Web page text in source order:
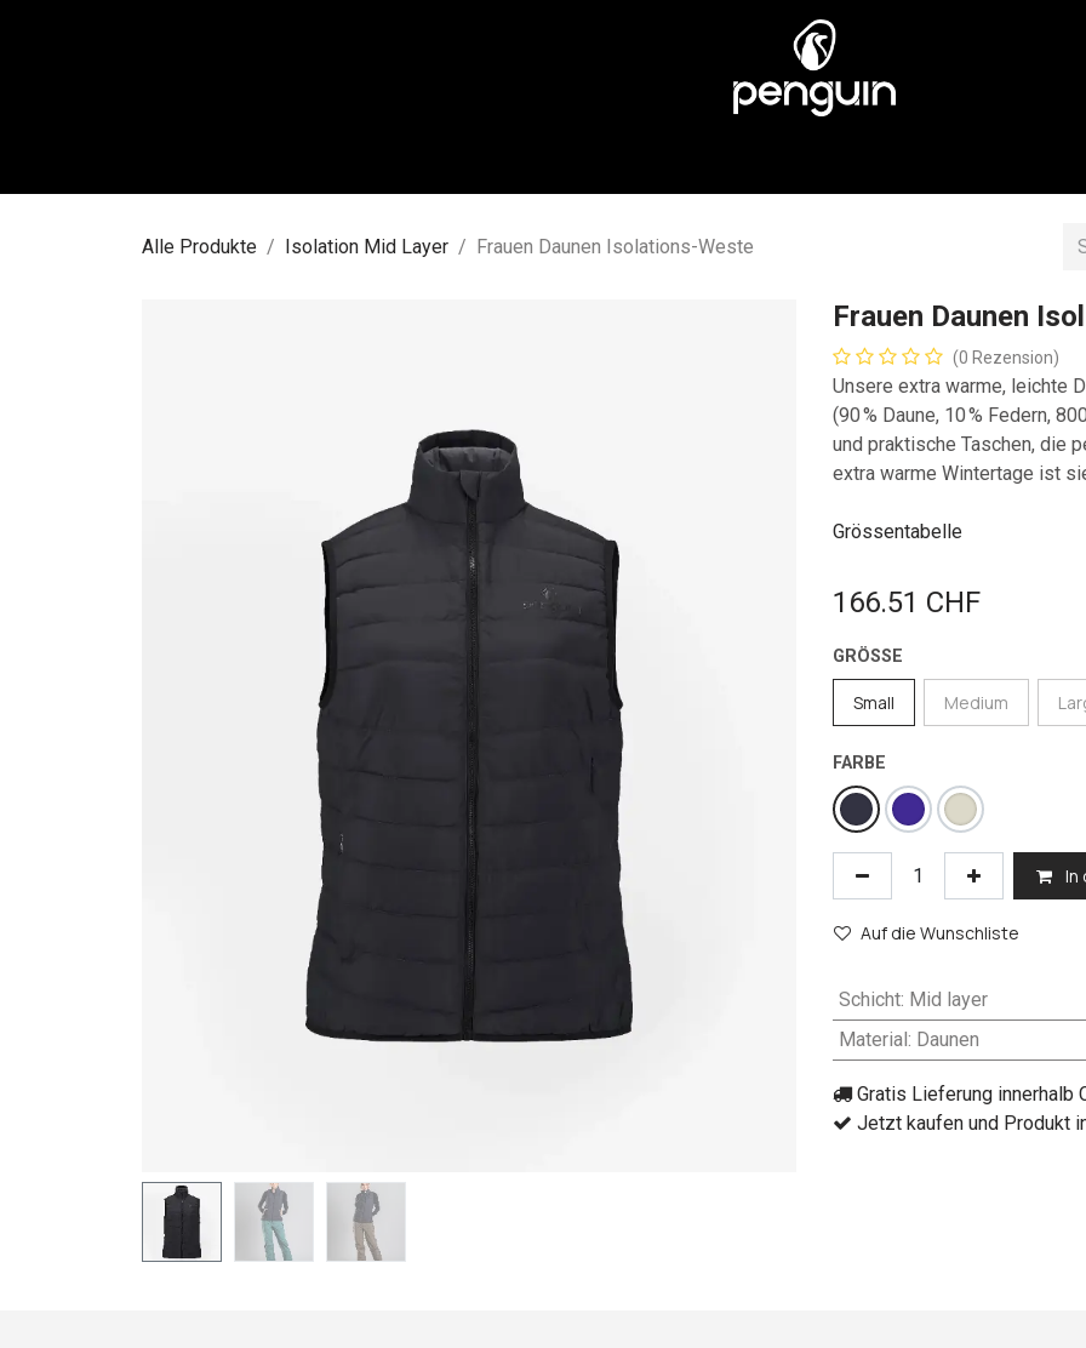
Alle Produkte Isolation Mid Layer Frauen Daunen Isolations-Weste
Frauen Daunen
(0 Rezension)
Unsere extra warme, leichte
(90 % Daune, 10 % Federn,
und praktische Taschen, die
extra warme Wintertage ist
Grössentabelle
166.51 CHF
GRÖSSE
Small Medium
FARBE
In
Auf die Wunschliste
Schicht: Mid layer
Material: Daunen
Gratis Lieferung innerhalb
Jetzt kaufen und Produkt